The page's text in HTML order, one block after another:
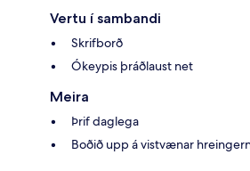
Vertu í sambandi
Skrifborð
Ókeypis þráðlaust net
Meira
Þrif daglega
Boðið upp á vistvænar